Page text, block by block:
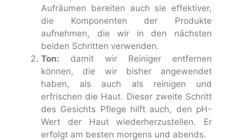
Aufräumen bereiten auch sie effektiver,
die Komponenten der Produkte
aufnehmen, die wir in den nächsten
beiden Schritten verwenden.
Ton: damit wir Reiniger entfernen
können, die wir bisher angewendet
haben, als auch als reinigen und
erfrischen die Haut. Dieser zweite Schritt
des Gesichts Pflege hilft auch, den pH-
Wert der Haut wiederherzustellen. Er
erfolgt am besten morgens und abends.